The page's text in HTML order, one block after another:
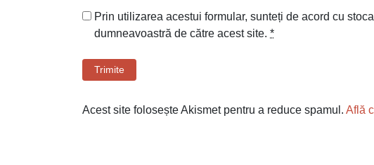
Prin utilizarea acestui formular, sunteți de acord cu
dumneavoastră de către acest site. *
Trimite
Acest site folosește Akismet pentru a reduce spamul. Află